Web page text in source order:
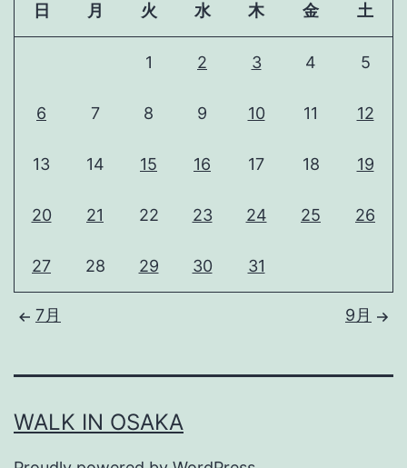
日 月 火 水 木 金 土
1 2 3 4 5
6 7 8 9 10 11 12
13 14 15 16 17 18 19
20 21 22 23 24 25 26
27 28 29 30 31
7月 9月
WALK IN OSAKA